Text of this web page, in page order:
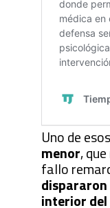
Uno de
menor,
fallo
interior